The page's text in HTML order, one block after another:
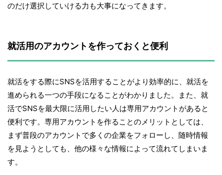
のだけ選択していける力も大事になってきます。
就活用のアカウントを作っておくと便利
就活をする際にSNSを活用することがより効率的に、就活を
進められる一つの手段になることがわかりました。また、就
活でSNSを最大限に活用したい人は専用アカウントがあると
便利です。専用アカウントを作ることのメリットとしては、
まず普段のアカウントで多くの企業をフォローし、随時情報
を見ようとしても、他の様々な情報によって流れてしまいま
す。